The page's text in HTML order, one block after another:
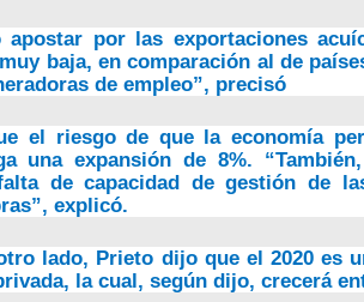
apostar por las exportaciones
baja, en comparación al de
de empleo”, precisó
el riesgo de que la economía
una expansión de 8%.
de capacidad de gestión de
explicó.
lado, Prieto dijo que el 2020 es
la cual, según dijo, crecerá